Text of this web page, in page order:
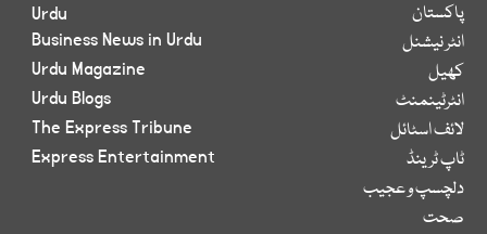
پاکستان
انٹر نیشنل
کھیل
انٹرٹینمنٹ
لائف اسٹائل
ٹاپ ٹرینڈ
دلچسپ و عجیب
صحت
Urdu
Business News in Urdu
Urdu Magazine
Urdu Blogs
The Express Tribune
Express Entertainment